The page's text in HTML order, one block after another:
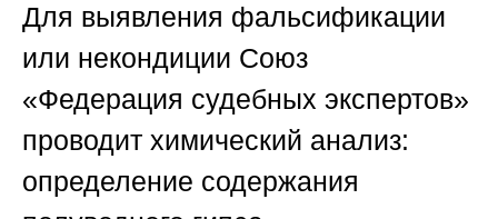
Для выявления фальсификации
или некондиции Союз
«Федерация судебных экспертов»
проводит химический анализ:
определение содержания